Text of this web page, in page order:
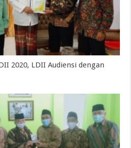
2020, LDII Audiensi dengan